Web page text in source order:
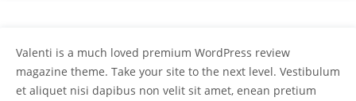
Valenti is a much loved premium WordPress review
magazine theme. Take your site to the next level. Vestibulum
et aliquet nisi dapibus non velit sit amet, enean pretium